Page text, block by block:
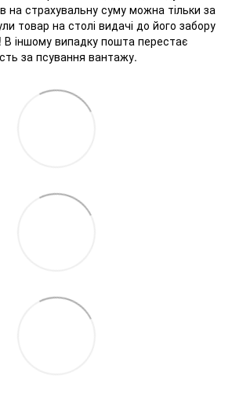
на страхувальну суму можна тільки за
товар на столі видачі до його забору
В іншому випадку пошта перестає
за псування вантажу.